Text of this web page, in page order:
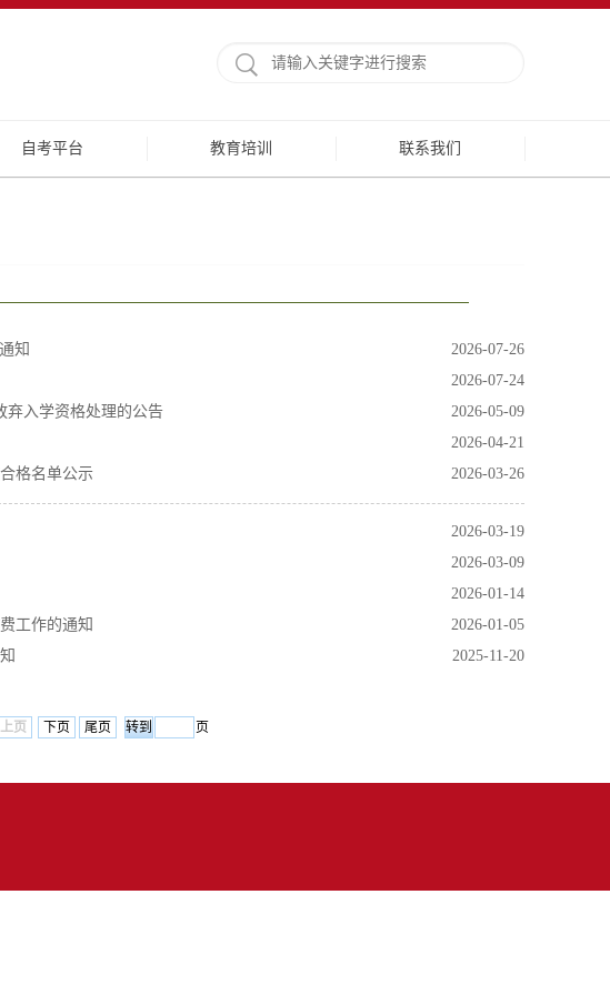
自考平台 教育培训 联系我们
2026-07-26
知
2026-07-24
2026-05-09
弃入学资格处理的公告
2026-04-21
2026-03-26
格名单公示
2026-03-19
2026-03-09
2026-01-14
2026-01-05
工作的通知
2025-11-20
上页 下页 尾页 页